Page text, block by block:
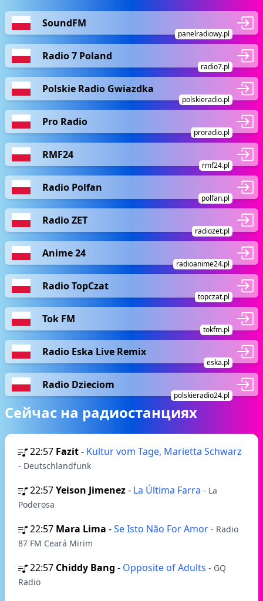
SoundFM
panelradiowy.pl
Radio 7 Poland
radio7.pl
Polskie Radio Gwiazdka
polskieradio.pl
Pro Radio
proradio.pl
RMF24
rmf24.pl
Radio Polfan
polfan.pl
Radio ZET
radiozet.pl
Anime 24
radioanime24.pl
Radio TopCzat
topczat.pl
Tok FM
tokfm.pl
Radio Eska Live Remix
eska.pl
Radio Dzieciom
polskieradio24.pl
Сейчас на радиостанциях
22:57 Fazit- Kultur vom Tage, Marietta Schwarz
- Deutschlandfunk
22:57Yeison Jimenez- La Última Farra - La
Poderosa
22:57 Mara Lima -Se Isto Não For Amor - Radio
87 FM Ceará Mirim
22:57 Chiddy Bang - Opposite of Adults - GQ
Radio